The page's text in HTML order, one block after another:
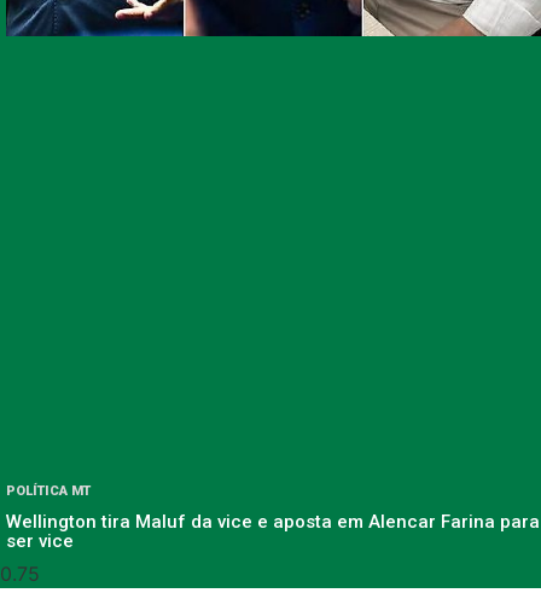
POLÍTICA MT
Wellington tira Maluf da vice e aposta em Alencar Farina para
ser vice